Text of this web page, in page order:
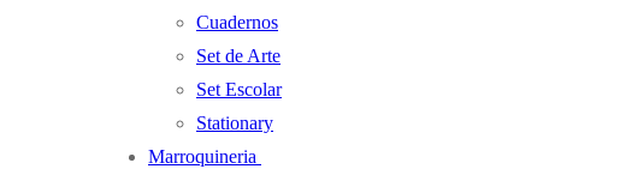
Cuadernos
Set de Arte
Set Escolar
Stationary
Marroquineria